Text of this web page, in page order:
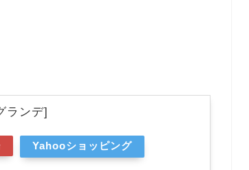
ランデ]
Yahooショッピング